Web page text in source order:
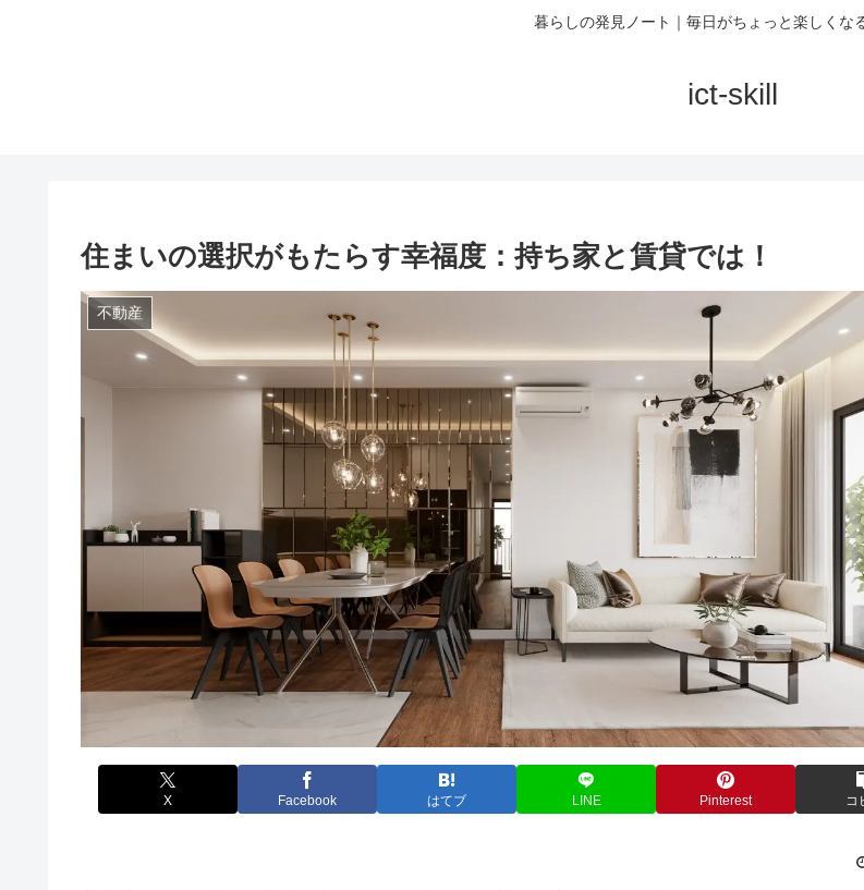
暮らしの発見ノート｜毎日がちょっと楽しくな
ict-skill
住まいの選択がもたらす幸福度：持ち家と賃貸では！
不動産
X Facebook はてブ LINE Pinterest コ